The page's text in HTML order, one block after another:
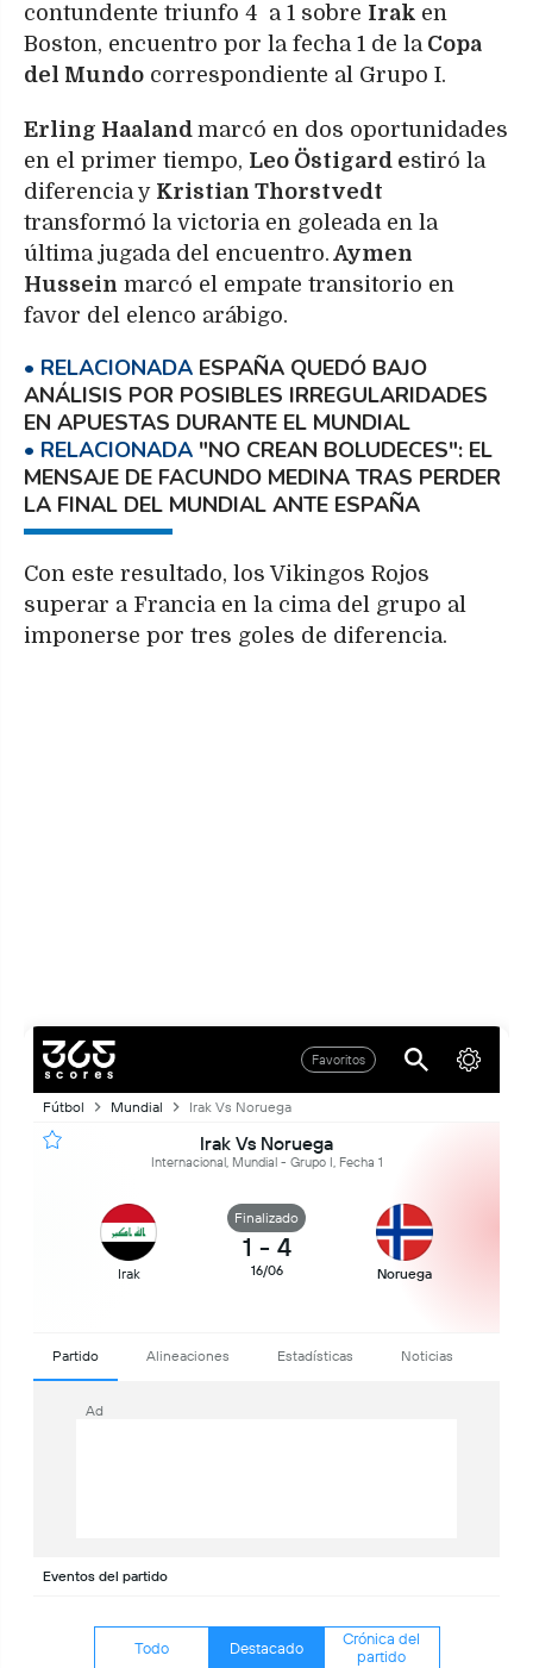
contundente triunfo 4 a 1 sobre Irak en
Boston, encuentro por la fecha 1 de laCopa
del Mundo correspondiente al Grupo I.
Erling Haaland marcó en dos oportunidades
en el primer tiempo, Leo Östigard estiró la
diferencia y Kristian Thorstvedt
transformó la victoria en goleada en la
última jugada del encuentro. Aymen
Hussein marcó el empate transitorio en
favor del elenco arábigo.
ESPAÑA QUEDÓ BAJO
ANÁLISIS POR POSIBLES IRREGULARIDADES
EN APUESTAS DURANTE EL MUNDIAL
"NO CREAN BOLUDECES": EL
MENSAJE DE FACUNDO MEDINA TRAS PERDER
LA FINAL DEL MUNDIAL ANTE ESPAÑA
Con este resultado, los Vikingos Rojos
superar a Francia en la cima del grupo al
imponerse por tres goles de diferencia.